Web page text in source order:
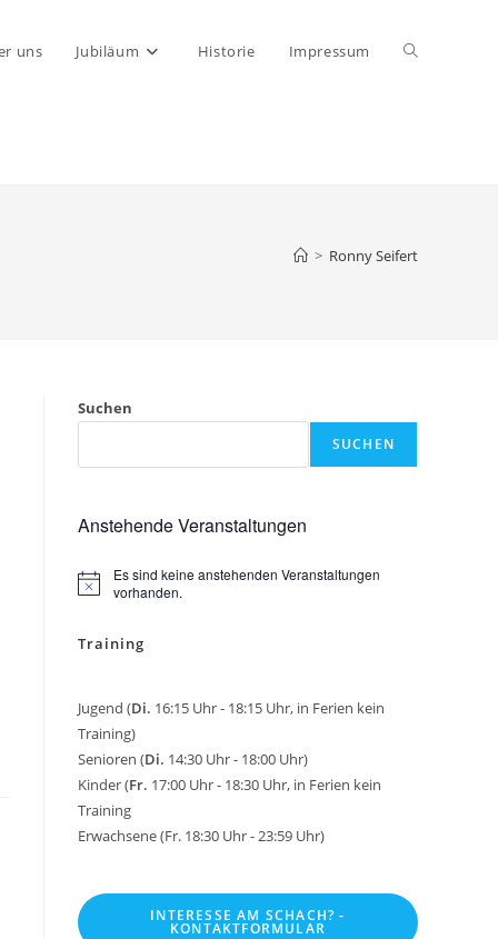
uns Jubiläum Historie Impressum Website-
> Ronny Seifert
Suchen
SUCHEN
Anstehende Veranstaltungen
H
w
Es sind keine anstehenden Veranstaltungen
vorhanden.
Training
Jugend (Di. 16:15 Uhr - 18:15 Uhr, in Ferien kein
Training)
Senioren (Di. 14:30 Uhr - 18:00 Uhr)
Kinder (Fr. 17:00 Uhr - 18:30 Uhr, in Ferien kein
Training
Erwachsene (Fr. 18:30 Uhr - 23:59 Uhr)
INTERESSE AM SCHACH? -
KONTAKTFORMULAR